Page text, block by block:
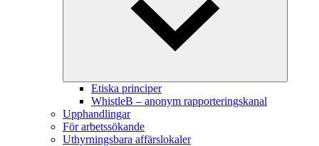
Etiska principer
WhistleB – anonym rapporteringskanal
Upphandlingar
För arbetssökande
Uthyrningsbara affärslokaler